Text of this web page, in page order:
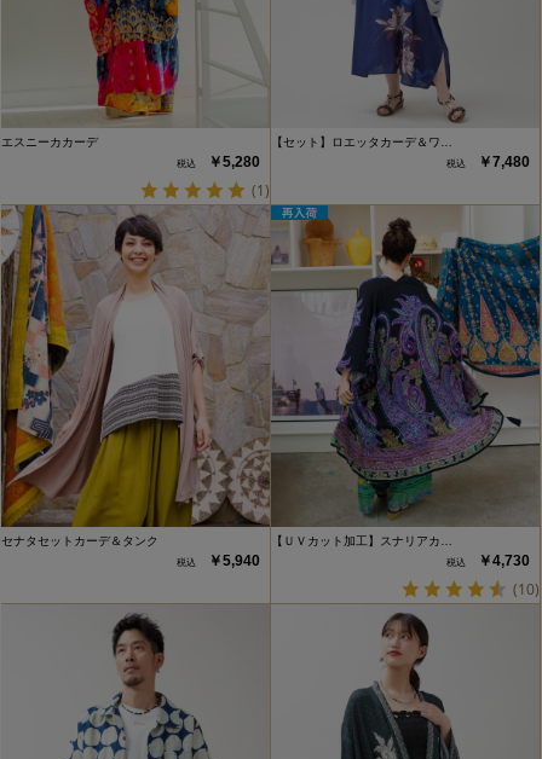
エスニーカカーデ
￥5,280
(1)
【セット】ロエッタカーデ＆ワ…
￥7,480
セナタセットカーデ＆タンク
￥5,940
【ＵＶカット加工】スナリアカ…
￥4,730
(10)